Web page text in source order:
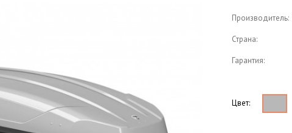
Производитель:
Страна:
Гарантия:
Цвет: